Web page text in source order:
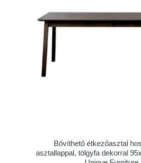
Bővíthető étkezőasztal
asztallappal, tölgyfa dekorral